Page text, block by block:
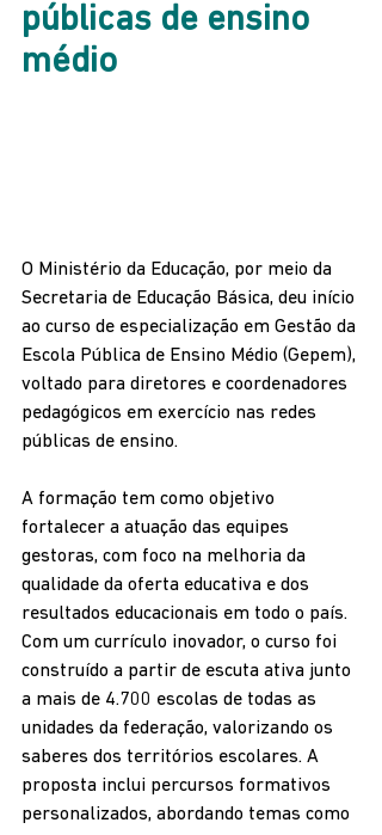
públicas de ensino
médio
O Ministério da Educação, por meio da
Secretaria de Educação Básica, deu início
ao curso de especialização em Gestão da
Escola Pública de Ensino Médio (Gepem),
voltado para diretores e coordenadores
pedagógicos em exercício nas redes
públicas de ensino.
A formação tem como objetivo
fortalecer a atuação das equipes
gestoras, com foco na melhoria da
qualidade da oferta educativa e dos
resultados educacionais em todo o país.
Com um currículo inovador, o curso foi
construído a partir de escuta ativa junto
a mais de 4.700 escolas de todas as
unidades da federação, valorizando os
saberes dos territórios escolares. A
proposta inclui percursos formativos
personalizados, abordando temas como